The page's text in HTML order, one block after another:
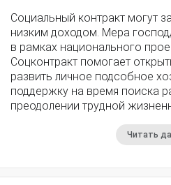
Социальный контракт могут
низким доходом. Мера
в рамках национального
Соцконтракт помогает
развить личное подсобное
поддержку на время поиска
преодолении трудной
Читать